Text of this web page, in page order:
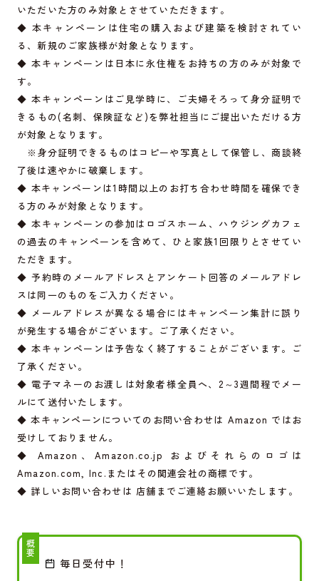
いただいた方のみ対象とさせていただきます。
◆ 本キャンペーンは住宅の購入および建築を検討されてい
る、新規のご家族様が対象となります。
◆ 本キャンペーンは日本に永住権をお持ちの方のみが対象で
す。
◆ 本キャンペーンはご見学時に、ご夫婦そろって身分証明で
きるもの(名刺、保険証など)を弊社担当にご提出いただける方
が対象となります。
※身分証明できるものはコピーや写真として保管し、商談終
了後は速やかに破棄します。
◆ 本キャンペーンは1時間以上のお打ち合わせ時間を確保でき
る方のみが対象となります。
◆ 本キャンペーンの参加はロゴスホーム、ハウジングカフェ
の過去のキャンペーンを含めて、ひと家族1回限りとさせてい
ただきます。
◆ 予約時のメールアドレスとアンケート回答のメールアドレ
スは同一のものをご入力ください。
◆ メールアドレスが異なる場合にはキャンペーン集計に誤り
が発生する場合がございます。ご了承ください。
◆ 本キャンペーンは予告なく終了することがございます。ご
了承ください。
◆ 電子マネーのお渡しは対象者様全員へ、2～3週間程でメー
ルにて送付いたします。
◆ 本キャンペーンについてのお問い合わせは Amazon ではお
受けしておりません。
◆ Amazon、Amazon.co.jp
およびそれらのロゴは
Amazon.com, Inc.またはその関連会社の商標です。
◆ 詳しいお問い合わせは 店舗までご連絡お願いいたします。
概要
毎日受付中！